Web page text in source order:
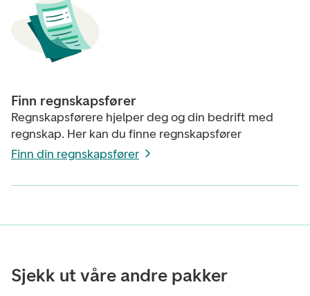
Finn regnskapsfører
Regnskapsførere hjelper deg og din bedrift med
regnskap. Her kan du finne regnskapsfører
Finn din regnskapsfører
Sjekk ut våre andre pakker